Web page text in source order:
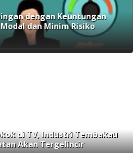
dengan Keuntungan
dan Minim Risiko
di TV, Industri Tembakau
Akan Tergelincir